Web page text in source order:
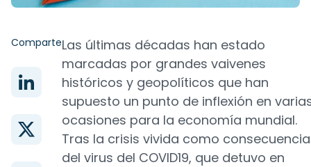
ComparteLas últimas décadas han estado
marcadas por grandes vaivenes
históricos y geopolíticos que han
supuesto un punto de inflexión en
ocasiones para la economía mundial.
Tras la crisis vivida como consecuencia
del virus del COVID19, que detuvo en